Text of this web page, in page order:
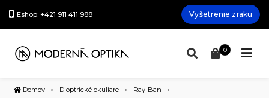
Eshop: +421 911 411 988 Vyšetrenie zraku
0
Domov Dioptrické okuliare
Ray-Ban